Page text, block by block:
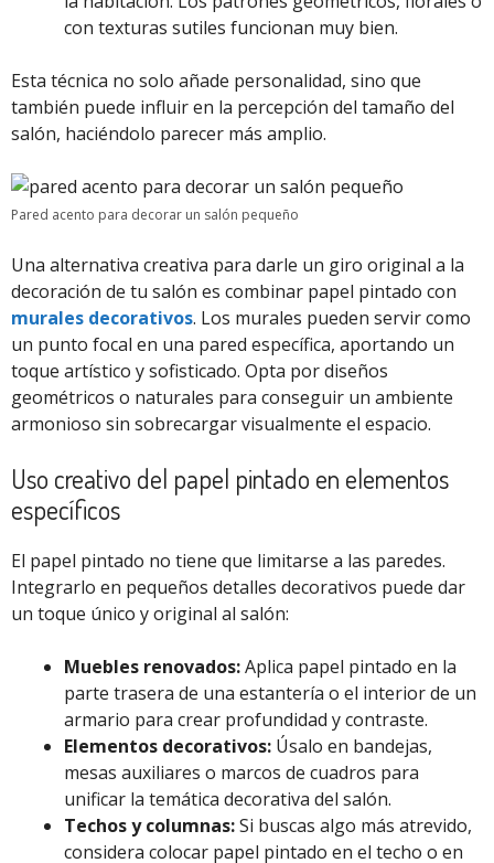
con texturas sutiles funcionan muy bien.
Esta técnica no solo añade personalidad, sino que
también puede influir en la percepción del tamaño del
salón, haciéndolo parecer más amplio.
Pared acento para decorar un salón pequeño
Una alternativa creativa para darle un giro original a la
decoración de tu salón es combinar papel pintado con
murales decorativos. Los murales pueden servir como
un punto focal en una pared específica, aportando un
toque artístico y sofisticado. Opta por diseños
geométricos o naturales para conseguir un ambiente
armonioso sin sobrecargar visualmente el espacio.
Uso creativo del papel pintado en elementos
específicos
El papel pintado no tiene que limitarse a las paredes.
Integrarlo en pequeños detalles decorativos puede dar
un toque único y original al salón:
Muebles renovados:Aplica papel pintado en la
parte trasera de una estantería o el interior de un
armario para crear profundidad y contraste.
Elementos decorativos: Úsalo en bandejas,
mesas auxiliares o marcos de cuadros para
unificar la temática decorativa del salón.
Techos y columnas:Si buscas algo más atrevido,
considera colocar papel pintado en el techo o en